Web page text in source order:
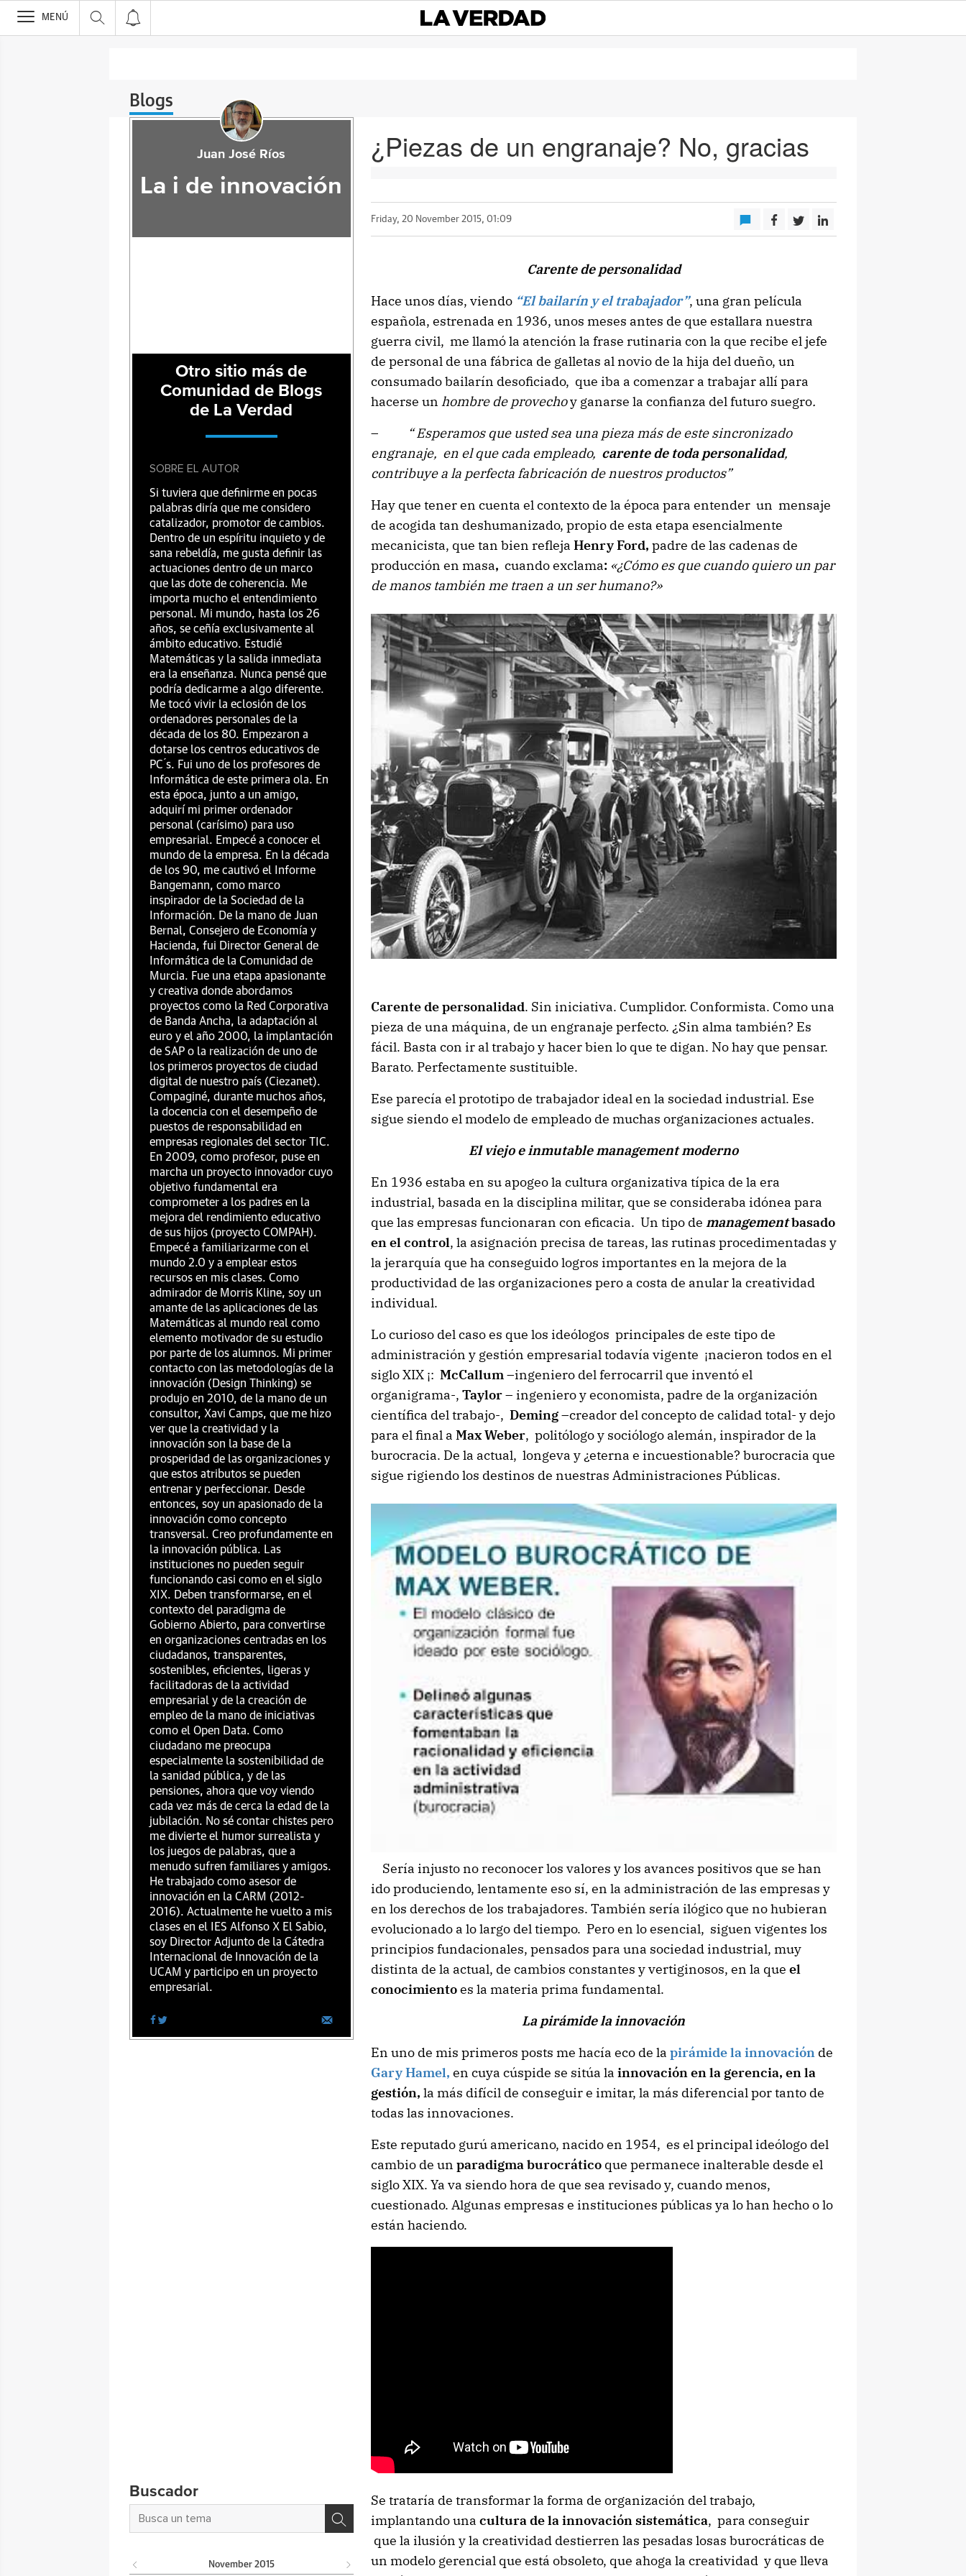
>
MENÚ
Blogs
¿Piezas de un engranaje? No, gracias
Friday, 20 November 2015, 01:09
Carente de personalidad
Hace unos días, viendo “El bailarín y el trabajador”, una gran película
española, estrenada en 1936, unos meses antes de que estallara nuestra
guerra civil, me llamó la atención la frase rutinaria con la que recibe el jefe
de personal de una fábrica de galletas al novio de la hija del dueño, un
consumado bailarín desoficiado, que iba a comenzar a trabajar allí para
hacerse un hombre de provechoy ganarse la confianza del futuro suegro.
–
“ Esperamos que usted sea una pieza más de este sincronizado
engranaje, en el que cada empleado, carente de toda personalidad,
contribuye a la perfecta fabricación de nuestros productos”
Hay que tener en cuenta el contexto de la época para entender un mensaje
de acogida tan deshumanizado, propio de esta etapa esencialmente
mecanicista, que tan bien refleja Henry Ford, padre de las cadenas de
producción en masa, cuando exclama: «¿Cómo es que cuando quiero un par
de manos también me traen a un ser humano?»
Carente de personalidad. Sin iniciativa. Cumplidor. Conformista. Como una
pieza de una máquina, de un engranaje perfecto. ¿Sin alma también? Es
fácil. Basta con ir al trabajo y hacer bien lo que te digan. No hay que pensar.
Barato. Perfectamente sustituible.
Ese parecía el prototipo de trabajador ideal en la sociedad industrial. Ese
sigue siendo el modelo de empleado de muchas organizaciones actuales.
El viejo e inmutable management moderno
En 1936 estaba en su apogeo la cultura organizativa típica de la era
industrial, basada en la disciplina militar, que se consideraba idónea para
que las empresas funcionaran con eficacia. Un tipo de managementbasado
en el control, la asignación precisa de tareas, las rutinas procedimentadas y
la jerarquía que ha conseguido logros importantes en la mejora de la
productividad de las organizaciones pero a costa de anular la creatividad
individual.
Lo curioso del caso es que los ideólogos principales de este tipo de
administración y gestión empresarial todavía vigente ¡nacieron todos en el
siglo XIX ¡: McCallum–ingeniero del ferrocarril que inventó el
organigrama-, Taylor– ingeniero y economista, padre de la organización
científica del trabajo-, Deming–creador del concepto de calidad total- y dejo
para el final a Max Weber, politólogo y sociólogo alemán, inspirador de la
burocracia. De la actual, longeva y ¿eterna e incuestionable? burocracia que
sigue rigiendo los destinos de nuestras Administraciones Públicas.
Sería injusto no reconocer los valores y los avances positivos que se han
ido produciendo, lentamente eso sí, en la administración de las empresas y
en los derechos de los trabajadores. También sería ilógico que no hubieran
evolucionado a lo largo del tiempo. Pero en lo esencial, siguen vigentes los
principios fundacionales, pensados para una sociedad industrial, muy
distinta de la actual, de cambios constantes y vertiginosos, en la que el
conocimientoes la materia prima fundamental.
La pirámide la innovación
En uno de mis primeros posts me hacía eco de la pirámide la innovaciónde
Gary Hamel, en cuya cúspide se sitúa la innovación en la gerencia, en la
gestión, la más difícil de conseguir e imitar, la más diferencial por tanto de
todas las innovaciones.
Este reputado gurú americano, nacido en 1954, es el principal ideólogo del
cambio de un paradigma burocráticoque permanece inalterable desde el
siglo XIX. Ya va siendo hora de que sea revisado y, cuando menos,
cuestionado. Algunas empresas e instituciones públicas ya lo han hecho o lo
están haciendo.
Se trataría de transformar la forma de organización del trabajo,
implantando una cultura de la innovación sistemática, para conseguir
que la ilusión y la creatividad destierren las pesadas losas burocráticas de
un modelo gerencial que está obsoleto, que ahoga la creatividad y que lleva
Juan José Ríos
La i de innovación
Otro sitio más de
Comunidad de Blogs
de La Verdad
SOBRE EL AUTOR
Si tuviera que definirme en pocas
palabras diría que me considero
catalizador, promotor de cambios.
Dentro de un espíritu inquieto y de
sana rebeldía, me gusta definir las
actuaciones dentro de un marco
que las dote de coherencia. Me
importa mucho el entendimiento
personal. Mi mundo, hasta los 26
años, se ceñía exclusivamente al
ámbito educativo. Estudié
Matemáticas y la salida inmediata
era la enseñanza. Nunca pensé que
podría dedicarme a algo diferente.
Me tocó vivir la eclosión de los
ordenadores personales de la
década de los 80. Empezaron a
dotarse los centros educativos de
PC ́s. Fui uno de los profesores de
Informática de este primera ola. En
esta época, junto a un amigo,
adquirí mi primer ordenador
personal (carísimo) para uso
empresarial. Empecé a conocer el
mundo de la empresa. En la década
de los 90, me cautivó el Informe
Bangemann, como marco
inspirador de la Sociedad de la
Información. De la mano de Juan
Bernal, Consejero de Economía y
Hacienda, fui Director General de
Informática de la Comunidad de
Murcia. Fue una etapa apasionante
y creativa donde abordamos
proyectos como la Red Corporativa
de Banda Ancha, la adaptación al
euro y el año 2000, la implantación
de SAP o la realización de uno de
los primeros proyectos de ciudad
digital de nuestro país (Ciezanet).
Compaginé, durante muchos años,
la docencia con el desempeño de
puestos de responsabilidad en
empresas regionales del sector TIC.
En 2009, como profesor, puse en
marcha un proyecto innovador cuyo
objetivo fundamental era
comprometer a los padres en la
mejora del rendimiento educativo
de sus hijos (proyecto COMPAH).
Empecé a familiarizarme con el
mundo 2.0 y a emplear estos
recursos en mis clases. Como
admirador de Morris Kline, soy un
amante de las aplicaciones de las
Matemáticas al mundo real como
elemento motivador de su estudio
por parte de los alumnos. Mi primer
contacto con las metodologías de la
innovación (Design Thinking) se
produjo en 2010, de la mano de un
consultor, Xavi Camps, que me hizo
ver que la creatividad y la
innovación son la base de la
prosperidad de las organizaciones y
que estos atributos se pueden
entrenar y perfeccionar. Desde
entonces, soy un apasionado de la
innovación como concepto
transversal. Creo profundamente en
la innovación pública. Las
instituciones no pueden seguir
funcionando casi como en el siglo
XIX. Deben transformarse, en el
contexto del paradigma de
Gobierno Abierto, para convertirse
en organizaciones centradas en los
ciudadanos, transparentes,
sostenibles, eficientes, ligeras y
facilitadoras de la actividad
empresarial y de la creación de
empleo de la mano de iniciativas
como el Open Data. Como
ciudadano me preocupa
especialmente la sostenibilidad de
la sanidad pública, y de las
pensiones, ahora que voy viendo
cada vez más de cerca la edad de la
jubilación. No sé contar chistes pero
me divierte el humor surrealista y
los juegos de palabras, que a
menudo sufren familiares y amigos.
He trabajado como asesor de
innovación en la CARM (2012-
2016). Actualmente he vuelto a mis
clases en el IES Alfonso X El Sabio,
soy Director Adjunto de la Cátedra
Internacional de Innovación de la
UCAM y participo en un proyecto
empresarial.
Buscador
November 2015